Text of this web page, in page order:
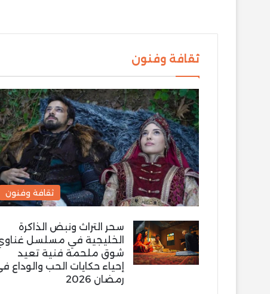
ثقافة وفنون
ثقافة وفنون
سحر التراث ونبض الذاكرة
الخليجية في مسلسل
شوق ملحمة فنية تعيد
إحياء حكايات الحب والوداع
رمضان 2026